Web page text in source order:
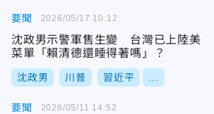
要聞
沈政男示警軍售生變 台灣已上陸美
菜單「賴清德還睡得著嗎」？
沈政男 川普 習近平
2026/05/17 10:12
要聞 2026/05/11 14:52